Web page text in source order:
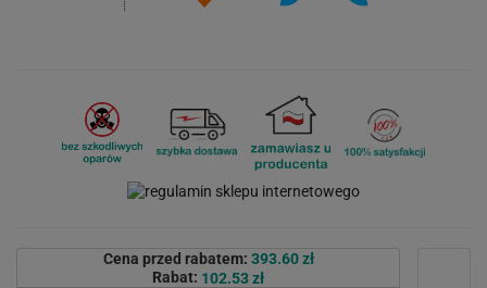
Cena przed rabatem: 393.60 zł
Rabat: 102.53 zł